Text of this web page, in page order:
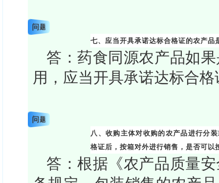
问题
七、应当开具承诺达标合格证的农产品
答：药食同源农产品如
用，应当开具承诺达标合格
问题
八、收购主体对收购的农产品进行分
格证后，按箱对外进行销售，是否可以
答：根据《农产品质量